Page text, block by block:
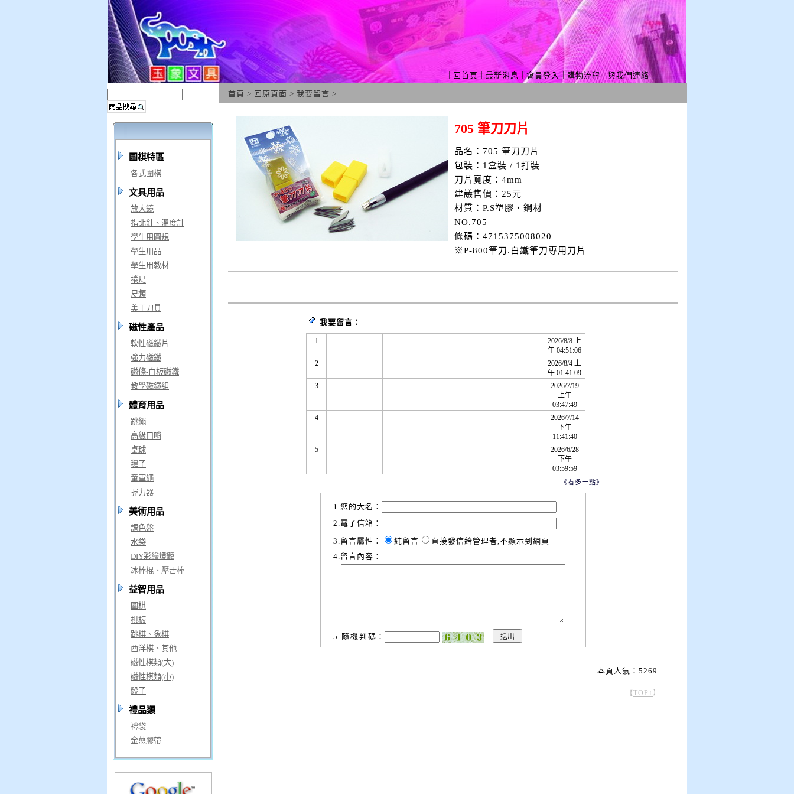
｜ 回首頁 ｜ 最新消息 ｜會員登入｜購物流程｜與我們連絡｜
圍棋特區
各式圍棋
文具用品
放大鏡
指北針、溫度計
學生用圓規
學生用品
學生用教材
捲尺
尺類
美工刀具
磁性產品
軟性磁鐵片
強力磁鐵
磁條-白板磁鐵
教學磁鐵組
體育用品
跳繩
高級口哨
桌球
毽子
童軍繩
握力器
美術用品
調色盤
水袋
DIY彩繪燈籠
冰棒棍、壓舌棒
益智用品
圍棋
棋板
跳棋、象棋
西洋棋、其他
磁性棋類(大)
磁性棋類(小)
骰子
禮品類
禮袋
金蔥膠帶
首頁 > 回原頁面 > 我要留言 >
705 筆刀刀片
品名：705 筆刀刀片
包裝：1盒裝 / 1打裝
刀片寬度：4mm
建議售價：25元
材質：P.S塑膠‧鋼材
NO.705
條碼：4715375008020
※P-800筆刀.白鐵筆刀專用刀片
我要留言：
1
2026/8/8 上
午 04:51:06
2
2026/8/4 上
午 01:41:09
3
2026/7/19
上午
03:47:49
4
2026/7/14
下午
11:41:40
5
2026/6/28
下午
03:59:59
《看多一點》
1.您的大名：
2.電子信箱：
3.留言屬性：
純留言
直接發信給管理者,不顯示到網頁
4.留言內容：
5.隨機判碼：
本頁人氣：5269
【TOP↑ 】